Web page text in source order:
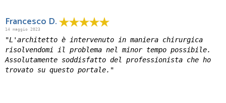
Francesco D.
14 maggio 2023
"L'architetto è intervenuto in maniera chirurgica
risolvendomi il problema nel minor tempo possibile.
Assolutamente soddisfatto del professionista che ho
trovato su questo portale."